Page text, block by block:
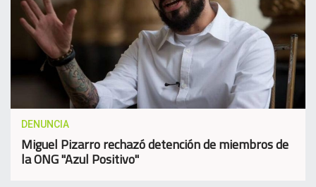
DENUNCIA
Miguel Pizarro rechazó detención de miembros de
la ONG "Azul Positivo"